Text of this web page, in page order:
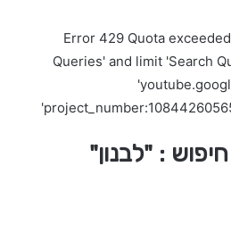
Error 429 Quota
Queries' and limit 'Search
: "לבנון"